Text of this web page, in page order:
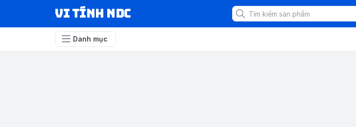
VI TÍNH NDC
Danh mục